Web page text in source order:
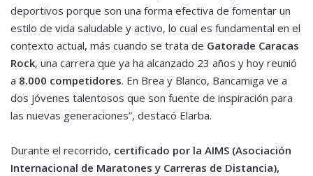
deportivos porque son una forma efectiva de fomentar un
estilo de vida saludable y activo, lo cual es fundamental en el
contexto actual, más cuando se trata de Gatorade Caracas
Rock, una carrera que ya ha alcanzado 23 años y hoy reunió
a 8.000 competidores. En Brea y Blanco, Bancamiga ve a
dos jóvenes talentosos que son fuente de inspiración para
las nuevas generaciones”, destacó Elarba.
Durante el recorrido, certificado por la AIMS (Asociación
Internacional de Maratones y Carreras de Distancia),